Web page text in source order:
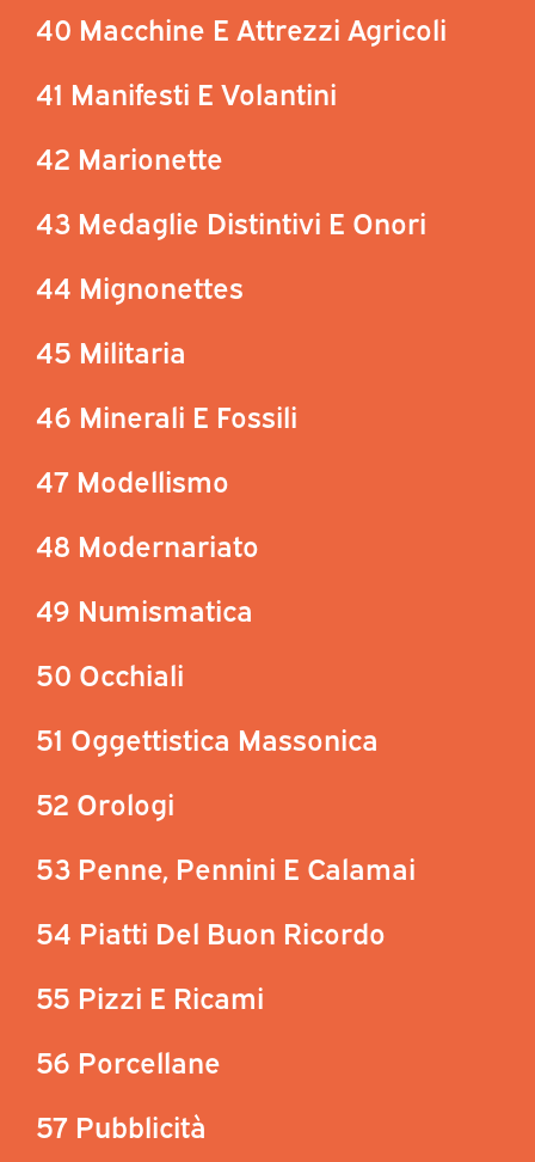
40 Macchine E Attrezzi Agricoli
41 Manifesti E Volantini
42 Marionette
43 Medaglie Distintivi E Onori
44 Mignonettes
45 Militaria
46 Minerali E Fossili
47 Modellismo
48 Modernariato
49 Numismatica
50 Occhiali
51 Oggettistica Massonica
52 Orologi
53 Penne, Pennini E Calamai
54 Piatti Del Buon Ricordo
55 Pizzi E Ricami
56 Porcellane
57 Pubblicità